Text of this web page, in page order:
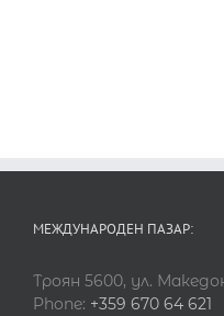
МЕЖДУНАРОДЕН ПАЗАР:
Троян 5600, ул.
Phone: +359 670 64 621